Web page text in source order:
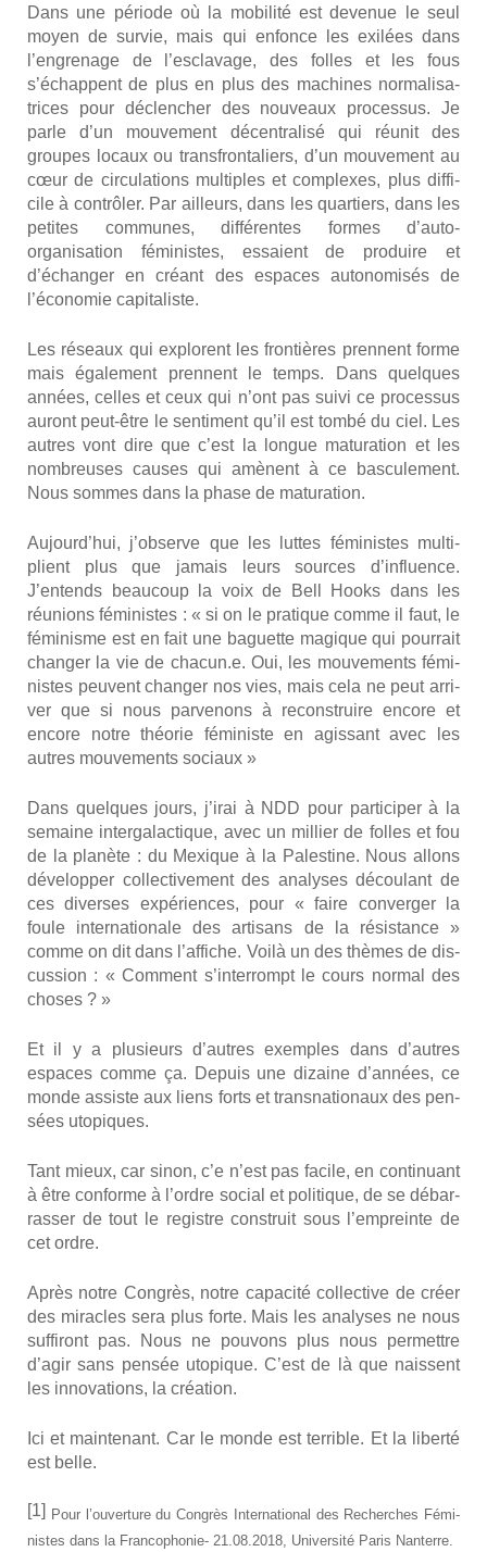
Dans une période où la mobi­li­té est deve­nue le seul
moyen de sur­vie, mais qui enfonce les exi­lées dans
l’engrenage de l’esclavage, des folles et les fous
s’échappent de plus en plus des machines nor­ma­li­sa­
trices pour déclen­cher des nou­veaux pro­ces­sus. Je
parle d’un mou­ve­ment décen­tra­li­sé qui réunit des
groupes locaux ou trans­fron­ta­liers, d’un mou­ve­ment au
cœur de cir­cu­la­tions mul­tiples et com­plexes, plus dif­fi­
cile à contrô­ler. Par ailleurs, dans les quar­tiers, dans les
petites com­munes, dif­fé­rentes formes d’auto-
organisation fémi­nistes, essaient de pro­duire et
d’échanger en créant des espaces auto­no­mi­sés de
l’économie capi­ta­liste.
Les réseaux qui explorent les fron­tières prennent forme
mais éga­le­ment prennent le temps. Dans quelques
années, celles et ceux qui n’ont pas sui­vi ce pro­ces­sus
auront peut-être le sen­ti­ment qu’il est tom­bé du ciel. Les
autres vont dire que c’est la longue matu­ra­tion et les
nom­breuses causes qui amènent à ce bas­cu­le­ment.
Nous sommes dans la phase de matu­ra­tion.
Aujourd’hui, j’observe que les luttes fémi­nistes mul­ti­
plient plus que jamais leurs sources d’influence.
J’entends beau­coup la voix de Bell Hooks dans les
réunions fémi­nistes : « si on le pra­tique comme il faut, le
fémi­nisme est en fait une baguette magique qui pour­rait
chan­ger la vie de chacun.e. Oui, les mou­ve­ments fémi­
nistes peuvent chan­ger nos vies, mais cela ne peut arri­
ver que si nous par­ve­nons à recons­truire encore et
encore notre théo­rie fémi­niste en agis­sant avec les
autres mou­ve­ments sociaux »
Dans quelques jours, j’irai à NDD pour par­ti­ci­per à la
semaine inter­ga­lac­tique, avec un mil­lier de folles et fou
de la pla­nète : du Mexique à la Pales­tine. Nous allons
déve­lop­per col­lec­ti­ve­ment des ana­lyses décou­lant de
ces diverses expé­riences, pour « faire conver­ger la
foule inter­na­tio­nale des arti­sans de la résis­tance »
comme on dit dans l’affiche. Voi­là un des thèmes de dis­
cus­sion : « Com­ment s’interrompt le cours nor­mal des
choses ? »
Et il y a plu­sieurs d’autres exemples dans d’autres
espaces comme ça. Depuis une dizaine d’années, ce
monde assiste aux liens forts et trans­na­tio­naux des pen­
sées uto­piques.
Tant mieux, car sinon, c’e n’est pas facile, en conti­nuant
à être conforme à l’ordre social et poli­tique, de se débar­
ras­ser de tout le registre construit sous l’empreinte de
cet ordre.
Après notre Congrès, notre capa­ci­té col­lec­tive de créer
des miracles sera plus forte. Mais les ana­lyses ne nous
suf­fi­ront pas. Nous ne pou­vons plus nous per­mettre
d’agir sans pen­sée uto­pique. C’est de là que naissent
les inno­va­tions, la créa­tion.
Ici et main­te­nant. Car le monde est ter­rible. Et la liber­té
est belle.
[1] Pour l’ouverture du Congrès Inter­na­tio­nal des Recherches Fémi­
nistes dans la Fran­co­pho­nie- 21.08.2018, Uni­ver­si­té Paris Nan­terre.